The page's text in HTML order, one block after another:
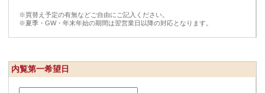
※買替え予定の有無などご自由にご記入ください。
※夏季・GW・年末年始の期間は翌営業日以降の対応となります。
内覧第一希望日